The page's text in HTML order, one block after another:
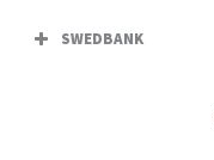
SWEDBANK